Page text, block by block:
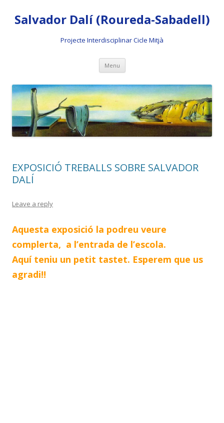
Salvador Dalí (Roureda-Sabadell)
Projecte Interdisciplinar Cicle Mitjà
Menu Skip
content
EXPOSICIÓ TREBALLS SOBRE SALVADOR
DALÍ
Leave a reply
Aquesta exposició la podreu veure
complerta, a l’entrada de l’escola.
Aquí teniu un petit tastet. Esperem que us
agradi!!